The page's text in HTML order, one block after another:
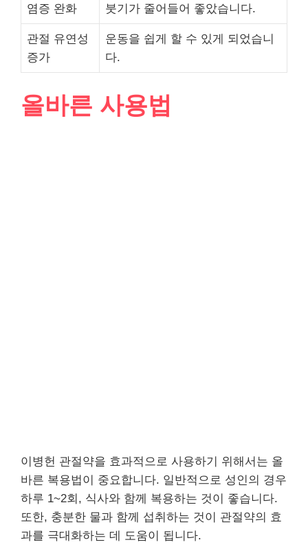
염증 완화 붓기가 줄어들어 좋았습니다.
관절 유연성
증가
운동을 쉽게 할 수 있게 되었습니
다.
올바른 사용법
이병헌 관절약을 효과적으로 사용하기 위해서는 올
바른 복용법이 중요합니다. 일반적으로 성인의 경우
하루 1~2회, 식사와 함께 복용하는 것이 좋습니다.
또한, 충분한 물과 함께 섭취하는 것이 관절약의 효
과를 극대화하는 데 도움이 됩니다.